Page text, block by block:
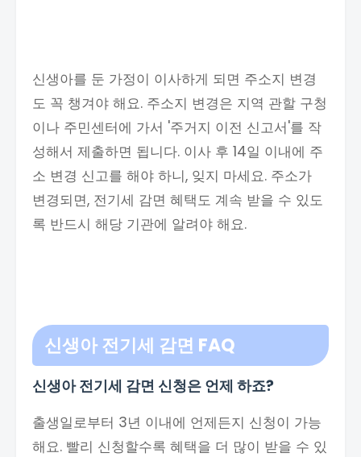
신생아를 둔 가정이 이사하게 되면 주소지 변경
도 꼭 챙겨야 해요. 주소지 변경은 지역 관할 구청
이나 주민센터에 가서 '주거지 이전 신고서'를 작
성해서 제출하면 됩니다. 이사 후 14일 이내에 주
소 변경 신고를 해야 하니, 잊지 마세요. 주소가
변경되면, 전기세 감면 혜택도 계속 받을 수 있도
록 반드시 해당 기관에 알려야 해요.
신생아 전기세 감면 FAQ
신생아 전기세 감면 신청은 언제 하죠?
출생일로부터 3년 이내에 언제든지 신청이 가능
해요. 빨리 신청할수록 혜택을 더 많이 받을 수 있